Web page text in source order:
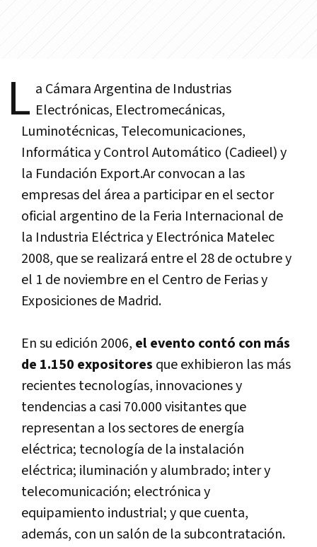
L a Cámara Argentina de Industrias
Electrónicas, Electromecánicas,
Luminotécnicas, Telecomunicaciones,
Informática y Control Automático (Cadieel) y
la Fundación Export.Ar convocan a las
empresas del área a participar en el sector
oficial argentino de la Feria Internacional de
la Industria Eléctrica y Electrónica Matelec
2008, que se realizará entre el 28 de octubre y
el 1 de noviembre en el Centro de Ferias y
Exposiciones de Madrid.
En su edición 2006, el evento contó con más
de 1.150 expositores que exhibieron las más
recientes tecnologí­as, innovaciones y
tendencias a casi 70.000 visitantes que
representan a los sectores de energí­a
eléctrica; tecnologí­a de la instalación
eléctrica; iluminación y alumbrado; inter y
telecomunicación; electrónica y
equipamiento industrial; y que cuenta,
además, con un salón de la subcontratación.